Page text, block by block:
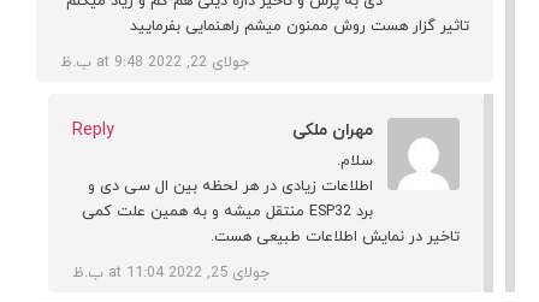
تاثیر گزار هست روش ممنون میشم راهنمایی بفرمایید
جولای 22, 2022 at 9:48 ب.ظ
مهران ملکی Reply
سلام.
اطلاعات زیادی در هر لحظه بین ال سی دی و
برد ESP32 منتقل میشه و به همین علت کمی
تاخیر در نمایش اطلاعات طبیعی هست.
جولای 25, 2022 at 11:04 ب.ظ